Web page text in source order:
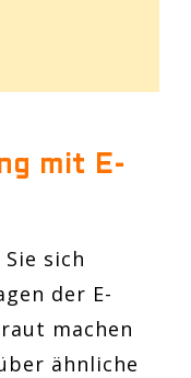
mit E-
sich
der E-
machen
ähnliche